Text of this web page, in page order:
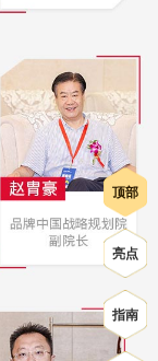
顶部
亮点
指南